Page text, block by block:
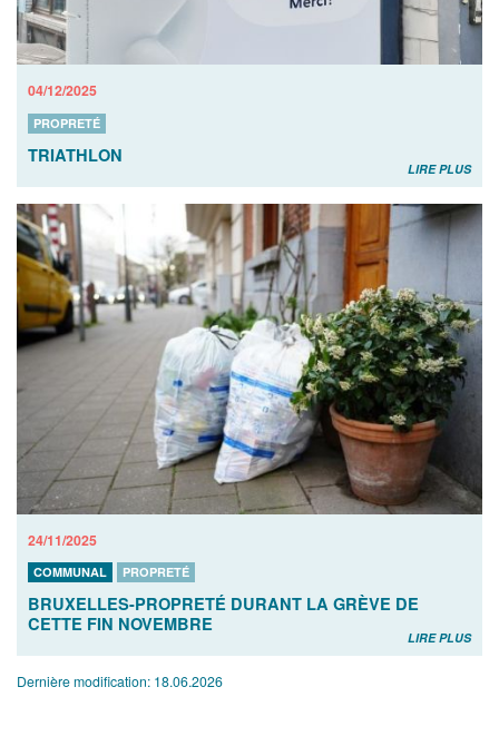
04/12/2025
PROPRETÉ
TRIATHLON
LIRE PLUS
24/11/2025
COMMUNAL PROPRETÉ
BRUXELLES-PROPRETÉ DURANT LA GRÈVE DE
CETTE FIN NOVEMBRE
LIRE PLUS
Dernière modification: 18.06.2026